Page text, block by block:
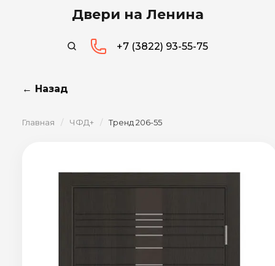
Двери на Ленина
+7 (3822) 93-55-75
← Назад
Главная / ЧФД+ / Тренд 206-55